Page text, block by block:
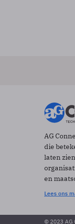
AG
die
laten
en
Lees ons
© 2023 AG